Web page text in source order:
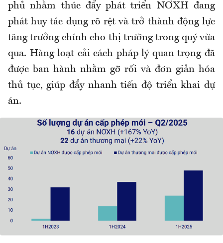
phủ nhằm thúc đẩy phát triển NƠXH đang
phát huy tác dụng rõ rệt và trở thành động lực
tăng trưởng chính cho thị trường trong quý vừa
qua. Hàng loạt cải cách pháp lý quan trọng đã
được ban hành nhằm gỡ rối và đơn giản hóa
thủ tục, giúp đẩy nhanh tiến độ triển khai dự
án.